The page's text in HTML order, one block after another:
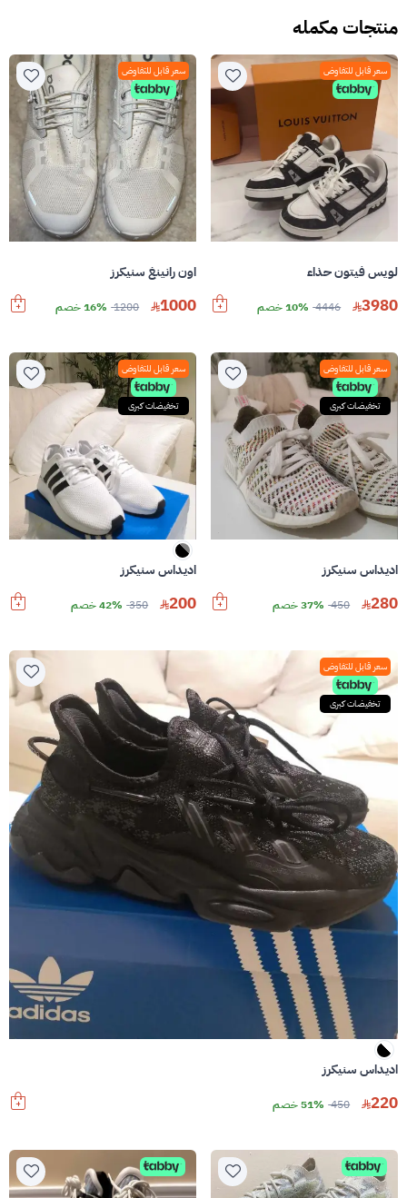
منتجات مكمله
سعر قابل للتفاوض
لويس فيتون حذاء
3980
4446 10% خصم
سعر قابل للتفاوض
اون رانينغ سنيكرز
1000
1200 16% خصم
سعر قابل للتفاوض
تخفيضات كبرى
اديداس سنيكرز
280
450 37% خصم
سعر قابل للتفاوض
تخفيضات كبرى
اديداس سنيكرز
200
350 42% خصم
سعر قابل للتفاوض
تخفيضات كبرى
اديداس سنيكرز
220
450 51% خصم